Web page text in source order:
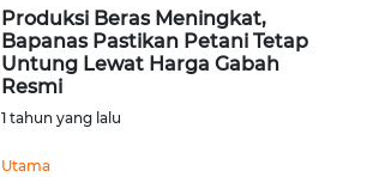
Produksi Beras Meningkat,
Bapanas Pastikan Petani Tetap
Untung Lewat Harga Gabah
Resmi
1 tahun yang lalu
Utama